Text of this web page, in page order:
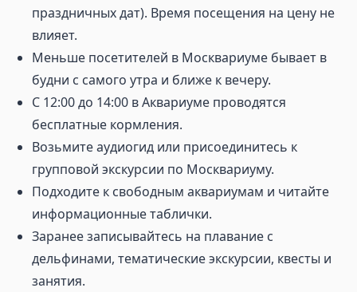
праздничных дат). Время посещения на цену не
влияет.
Меньше посетителей в Москвариуме бывает в
будни с самого утра и ближе к вечеру.
С 12:00 до 14:00 в Аквариуме проводятся
бесплатные кормления.
Возьмите аудиогид или присоединитесь к
групповой экскурсии по Москвариуму.
Подходите к свободным аквариумам и читайте
информационные таблички.
Заранее записывайтесь на плавание с
дельфинами, тематические экскурсии, квесты и
занятия.